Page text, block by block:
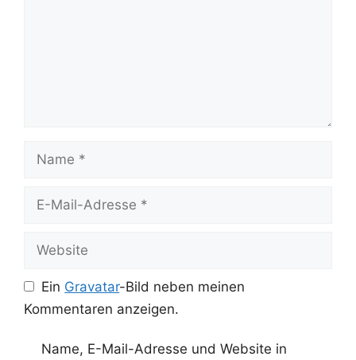
Mail-
Ein Gravatar-Bild neben meinen
Kommentaren anzeigen.
Name, E-Mail-Adresse und Website in